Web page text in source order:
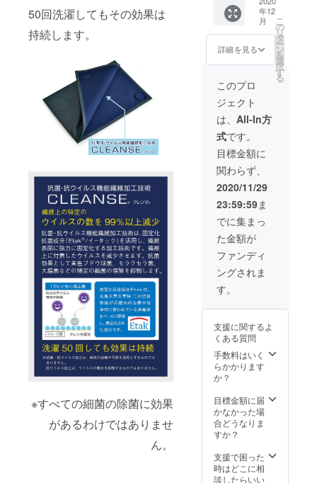
50回洗濯してもその効果は
持続します。
※すべての細菌の除菌に効果
があるわけではありませ
ん。
年12月
中旬の
発送を
予定し
ており
マスギ
として
お急ぎ
の方は
備考欄
にその
旨ご記
載くだ
さい。
¥5,944
（消費
税・送
料込
み）で
す。 ※
仕様、
デザイ
ン等、
一部変
更にな
る場合
がござ
いま
す。あ
らかじ
めご了
承くだ
さい。
※2020
年12月
中旬の
発送を
ます。
クリス
マスギ
フト用
として
お急ぎ
にその
旨ご記
載くだ
ザーマ
スクホ
ルダー
フルカ
ラー
セット
本体
色：ブ
ラック×
1個、
カーキ×
１個、
ネイ
ビーブ
ルー×１
個 一般
販売予
定価格
¥19,420
（消費
税・送
料込
み 3色
各1個
とこ
援者様
限定価
格
¥12,721
（消費
料込
み）で
お届け
しま
仕様、
デザイ
ン等、
年12
月
詳細を見る
こ
の
リ
タ
ー
ン
を
選
択
す
る
このプロ
ジェクト
は、 All-In方
式です。
目標金額に
関わらず、
2020/11/29
23:59:59ま
でに集まっ
た金額が
ファンディ
ングされま
す。
支援に関するよ
くある質問
手数料はいく
らかかります
か？
目標金額に届
かなかった場
合どうなりま
すか？
支援で困った
時はどこに相
談したらいい